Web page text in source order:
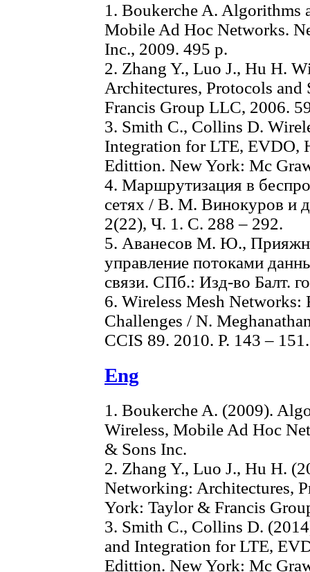
1. Boukerche A. Algorithms
Mobile Ad Hoc Networks.
Inc., 2009. 495 p.
2. Zhang Y., Luo J., Hu H.
Architectures, Protocols
Francis Group LLC, 2006.
3. Smith C., Collins D.
Integration for LTE, EVDO,
Edittion. New York: Mc
4. Маршрутизация в
сетях / В. М. Винокуров
2(22), Ч. 1. С. 288 – 292.
5. Аванесов М. Ю.,
управление потоками
связи. СПб.: Изд-во Балт.
6. Wireless Mesh Networks:
Challenges / N.
CCIS 89. 2010. Р. 143 – 151.
Eng
1. Boukerche A. (2009).
Wireless, Mobile Ad Hoc
& Sons Inc.
2. Zhang Y., Luo J., Hu H.
Networking: Architectures,
York: Taylor & Francis
3. Smith C., Collins D.
and Integration for LTE,
Edittion. New York: Mc